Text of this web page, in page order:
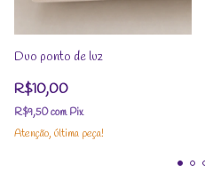
Duo ponto de luz
R$10,00
R$9,50com Pix
Atenção, última peça!